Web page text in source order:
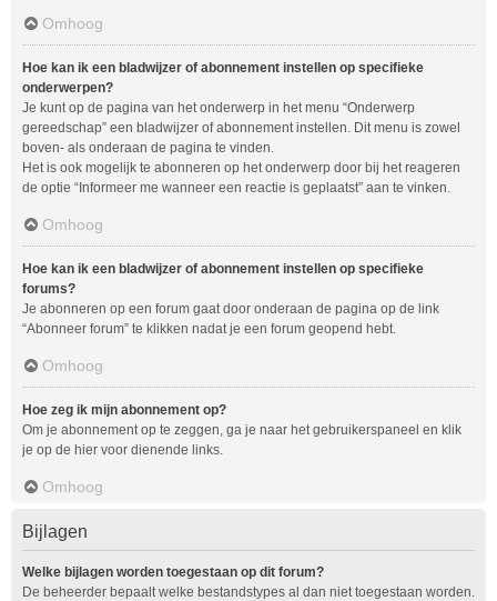
Omhoog
Hoe kan ik een bladwijzer of abonnement instellen op specifieke
onderwerpen?
Je kunt op de pagina van het onderwerp in het menu “Onderwerp
gereedschap” een bladwijzer of abonnement instellen. Dit menu is zowel
boven- als onderaan de pagina te vinden.
Het is ook mogelijk te abonneren op het onderwerp door bij het reageren
de optie “Informeer me wanneer een reactie is geplaatst” aan te vinken.
Omhoog
Hoe kan ik een bladwijzer of abonnement instellen op specifieke
forums?
Je abonneren op een forum gaat door onderaan de pagina op de link
“Abonneer forum” te klikken nadat je een forum geopend hebt.
Omhoog
Hoe zeg ik mijn abonnement op?
Om je abonnement op te zeggen, ga je naar het gebruikerspaneel en klik
je op de hier voor dienende links.
Omhoog
Bijlagen
Welke bijlagen worden toegestaan op dit forum?
De beheerder bepaalt welke bestandstypes al dan niet toegestaan worden.